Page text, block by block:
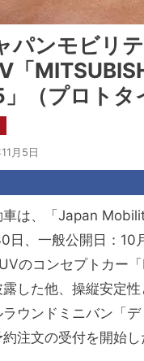
パンモビリ
「
（プロトタ
月5日
車は、「Japan
日、一般公開日：10
のコンセプトカー
した他、操縦安定
ウンドミニバン「
注文の受付を開始し